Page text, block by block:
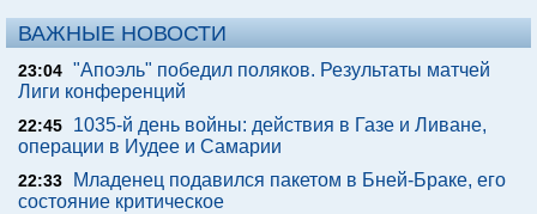
ВАЖНЫЕ НОВОСТИ
23:04 "Апоэль" победил поляков. Результаты матчей
Лиги конференций
22:45
1035-й день войны: действия в Газе и Ливане,
операции в Иудее и Самарии
22:33
Младенец подавился пакетом в Бней-Браке, его
состояние критическое